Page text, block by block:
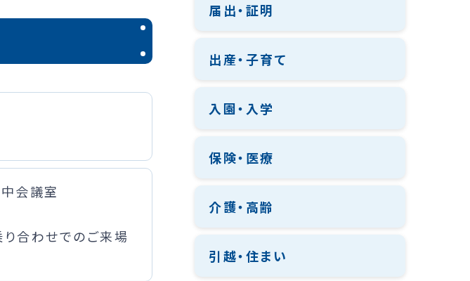
会議室
り合わせでのご来場
届出・証明
出産・子育て
入園・入学
保険・医療
介護・高齢
引越・住まい